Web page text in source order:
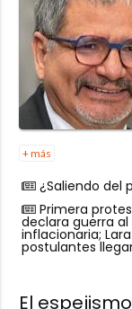
+ más
¿Saliendo del
Primera
declara guerra al
inflacionaria;
postulantes
El